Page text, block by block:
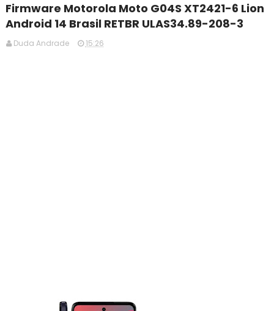
Firmware Motorola Moto G04S XT2421-6 Lion
Android 14 Brasil RETBR ULAS34.89-208-3
Duda Andrade 15:26